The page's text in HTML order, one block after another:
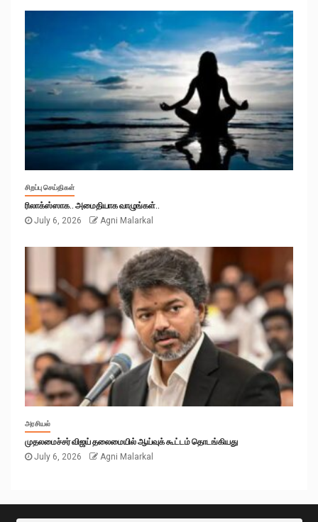
சிறப்பு செய்திகள்
ரிலாக்ஸ்ஸாக.. அமைதியாக வாழுங்கள்..
July 6, 2026
Agni Malarkal
அரசியல்
முதலமைச்சர் விஜய் தலைமையில் ஆய்வுக் கூட்டம் தொடங்கியது
July 6, 2026
Agni Malarkal